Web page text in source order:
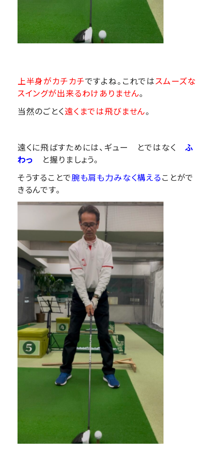
上半身がカチカチですよね。これではスムーズな
スイングが出来るわけありません。
当然のごとく遠くまでは飛びません。
遠くに飛ばすためには、ギュー とではなく
ふ
わっ
と握りましょう。
そうすることで腕も肩も力みなく構えることがで
きるんです。